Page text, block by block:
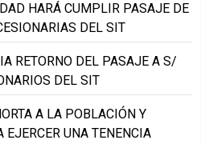
HARÁ CUMPLIR PASAJE DE
DEL SIT
RETORNO DEL PASAJE A S/
DEL SIT
A LA POBLACIÓN Y
EJERCER UNA TENENCIA